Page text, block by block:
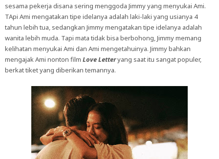
sesama pekerja disana sering menggoda Jimmy yang menyukai Ami.
TApi Ami mengatakan tipe idelanya adalah laki-laki yang usianya 4
tahun lebih tua, sedangkan Jimmy mengatakan tipe idelanya adalah
wanita lebih muda. Tapi mata tidak bisa berbohong, Jimmy memang
kelihatan menyukai Ami dan Ami mengetahuinya. Jimmy bahkan
mengajak Ami nonton film Love Letteryang saat itu sangat populer,
berkat tiket yang diberikan temannya.